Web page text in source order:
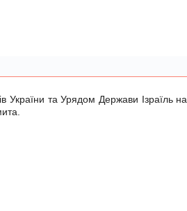
України та Урядом Держави Ізраїль на